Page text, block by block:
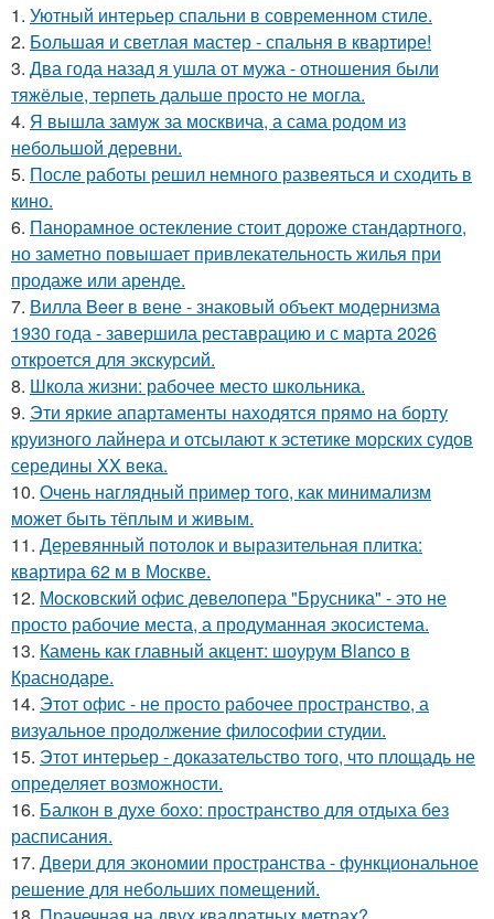
1. Уютный интерьер спальни в современном стиле.
2. Большая и светлая мастер - спальня в квартире!
3. Два года назад я ушла от мужа - отношения были
тяжёлые, терпеть дальше просто не могла.
4. Я вышла замуж за москвича, а сама родом из
небольшой деревни.
5. После работы решил немного развеяться и сходить в
кино.
6. Панорамное остекление стоит дороже стандартного,
но заметно повышает привлекательность жилья при
продаже или аренде.
7. Вилла Beer в вене - знаковый объект модернизма
1930 года - завершила реставрацию и с марта 2026
откроется для экскурсий.
8. Школа жизни: рабочее место школьника.
9. Эти яркие апартаменты находятся прямо на борту
круизного лайнера и отсылают к эстетике морских судов
середины XX века.
10. Очень наглядный пример того, как минимализм
может быть тёплым и живым.
11. Деревянный потолок и выразительная плитка:
квартира 62 м в Москве.
12. Московский офис девелопера "Брусника" - это не
просто рабочие места, а продуманная экосистема.
13. Камень как главный акцент: шоурум Blanco в
Краснодаре.
14. Этот офис - не просто рабочее пространство, а
визуальное продолжение философии студии.
15. Этот интерьер - доказательство того, что площадь не
определяет возможности.
16. Балкон в духе бохо: пространство для отдыха без
расписания.
17. Двери для экономии пространства - функциональное
решение для небольших помещений.